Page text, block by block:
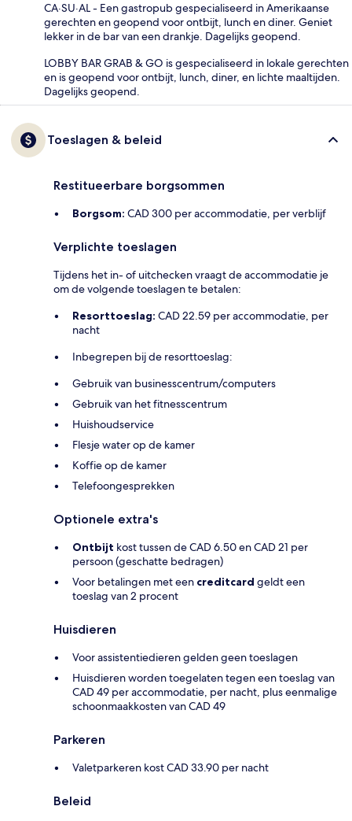
CA·SU·AL - Een gastropub gespecialiseerd in Amerikaanse
gerechten en geopend voor ontbijt, lunch en diner. Geniet
lekker in de bar van een drankje. Dagelijks geopend.
LOBBY BAR GRAB & GO is gespecialiseerd in lokale gerechten
en is geopend voor ontbijt, lunch, diner, en lichte maaltijden.
Dagelijks geopend.
Toeslagen & beleid
Restitueerbare borgsommen
Borgsom: CAD 300 per accommodatie, per verblijf
Verplichte toeslagen
Tijdens het in- of uitchecken vraagt de accommodatie je
om de volgende toeslagen te betalen:
Resorttoeslag: CAD 22.59 per accommodatie, per
nacht
Inbegrepen bij de resorttoeslag:
Gebruik van businesscentrum/computers
Gebruik van het fitnesscentrum
Huishoudservice
Flesje water op de kamer
Koffie op de kamer
Telefoongesprekken
Optionele extra's
Ontbijt kost tussen de CAD 6.50 en CAD 21 per
persoon (geschatte bedragen)
Voor betalingen met een creditcard geldt een
toeslag van 2 procent
Huisdieren
Voor assistentiedieren gelden geen toeslagen
Huisdieren worden toegelaten tegen een toeslag van
CAD 49 per accommodatie, per nacht, plus eenmalige
schoonmaakkosten van CAD 49
Parkeren
Valetparkeren kost CAD 33.90 per nacht
Beleid